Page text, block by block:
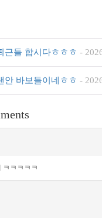
근들 합시다ㅎㅎㅎ -
안 바보들이네ㅎㅎ -
ㅋㅋㅋㅋㅋ